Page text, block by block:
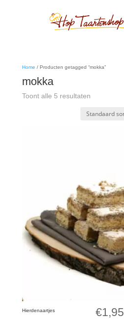
Home / Producten getagged “mokka”
mokka
Toont alle 5 resultaten
Hierdenaartjes €1,95